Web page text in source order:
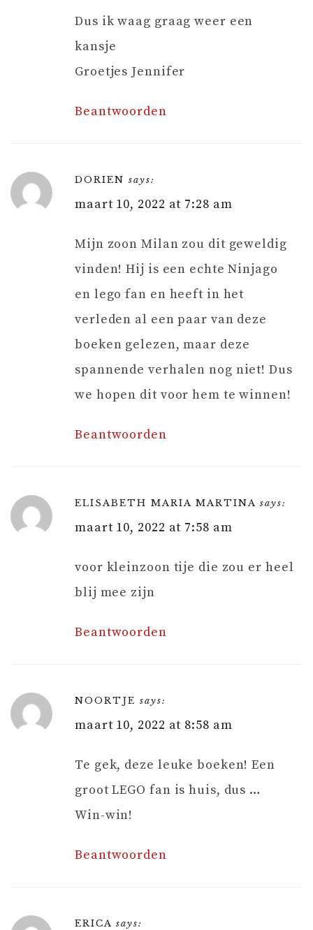
Dus ik waag graag weer een
kansje
Groetjes Jennifer
Beantwoorden
DORIEN says:
maart 10, 2022 at 7:28 am
Mijn zoon Milan zou dit geweldig
vinden! Hij is een echte Ninjago
en lego fan en heeft in het
verleden al een paar van deze
boeken gelezen, maar deze
spannende verhalen nog niet! Dus
we hopen dit voor hem te winnen!
Beantwoorden
ELISABETH MARIA MARTINA says:
maart 10, 2022 at 7:58 am
voor kleinzoon tije die zou er heel
blij mee zijn
Beantwoorden
NOORTJE says:
maart 10, 2022 at 8:58 am
Te gek, deze leuke boeken! Een
groot LEGO fan is huis, dus …
Win-win!
Beantwoorden
ERICA says: